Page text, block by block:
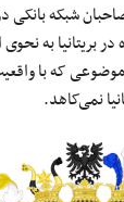
صاحبان شبکه
بریتانیا به
که با
نمی‌کاهد.